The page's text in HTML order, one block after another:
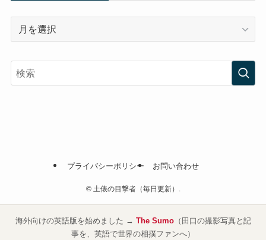
事
＆
プライバシーポリシー お問い合わせ
©土俵の目撃者（毎日更新）.
海外向けの英語版を始めました → The Sumo（田口の撮影写真と記
事を、英語で世界の相撲ファンへ）